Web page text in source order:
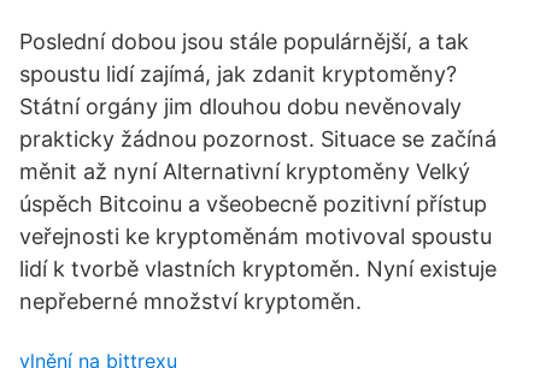
Poslední dobou jsou stále populárnější, a tak
spoustu lidí zajímá, jak zdanit kryptoměny?
Státní orgány jim dlouhou dobu nevěnovaly
prakticky žádnou pozornost. Situace se začíná
měnit až nyní Alternativní kryptoměny Velký
úspěch Bitcoinu a všeobecně pozitivní přístup
veřejnosti ke kryptoměnám motivoval spoustu
lidí k tvorbě vlastních kryptoměn. Nyní existuje
nepřeberné množství kryptoměn.
vlnění na bittrexu